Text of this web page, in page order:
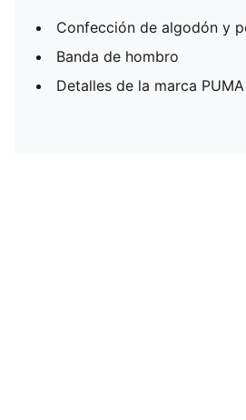
Confección de algodón y
Banda de hombro
Detalles de la marca PUMA